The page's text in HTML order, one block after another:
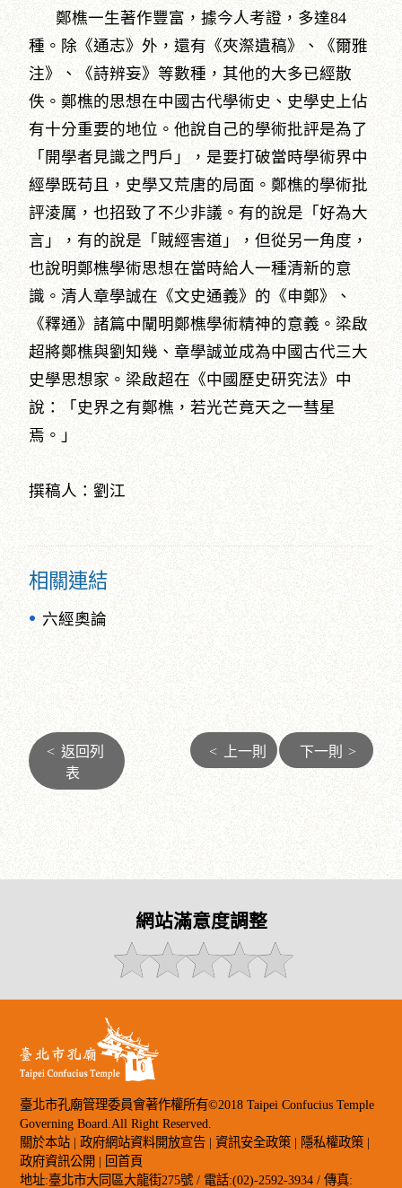
鄭樵一生著作豐富，據今人考證，多達84
種。除《通志》外，還有《夾漈遺稿》、《爾雅
注》、《詩辨妄》等數種，其他的大多已經散
佚。鄭樵的思想在中國古代學術史、史學史上佔
有十分重要的地位。他說自己的學術批評是為了
「開學者見識之門戶」，是要打破當時學術界中
經學既苟且，史學又荒唐的局面。鄭樵的學術批
評淩厲，也招致了不少非議。有的說是「好為大
言」，有的說是「賊經害道」，但從另一角度，
也說明鄭樵學術思想在當時給人一種清新的意
識。清人章學誠在《文史通義》的《申鄭》、
《釋通》諸篇中闡明鄭樵學術精神的意義。梁啟
超將鄭樵與劉知幾、章學誠並成為中國古代三大
史學思想家。梁啟超在《中國歷史研究法》中
說：「史界之有鄭樵，若光芒竟天之一彗星
焉。」
撰稿人：劉江
相關連結
六經奧論
< 返回列
表
< 上一則 下一則 >
網站滿意度調整
臺北市孔廟管理委員會著作權所有©2018 Taipei Confucius Temple
Governing Board.All Right Reserved.
關於本站 | 政府網站資料開放宣告 |資訊安全政策 | 隱私權政策 |
政府資訊公開 | 回首頁
地址:臺北市大同區大龍街275號 / 電話:(02)-2592-3934 / 傳真: